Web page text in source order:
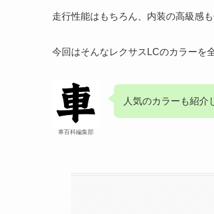
走行性能はもちろん、内装の高級感
今回はそんなレクサスLCのカラーを
車百科編集部
人気のカラーも紹介